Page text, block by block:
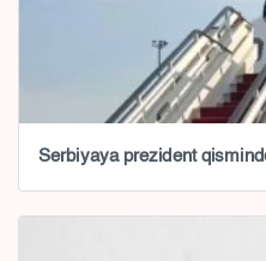
Serbiyaya prezident